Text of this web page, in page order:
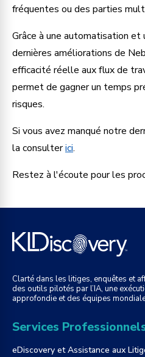
fréquentes ou des parties
Grâce à une automatisation
dernières améliorations de
efficacité réelle aux flux de
permet de gagner un temps
risques.
Si vous avez manqué notre
la consulter ici.
Restez à l'écoute pour les
Clarté dans les litiges, enquêtes et
des outils pilotés par l’IA, une
approfondie et des équipes
Services
eDiscovery et Assistance aux